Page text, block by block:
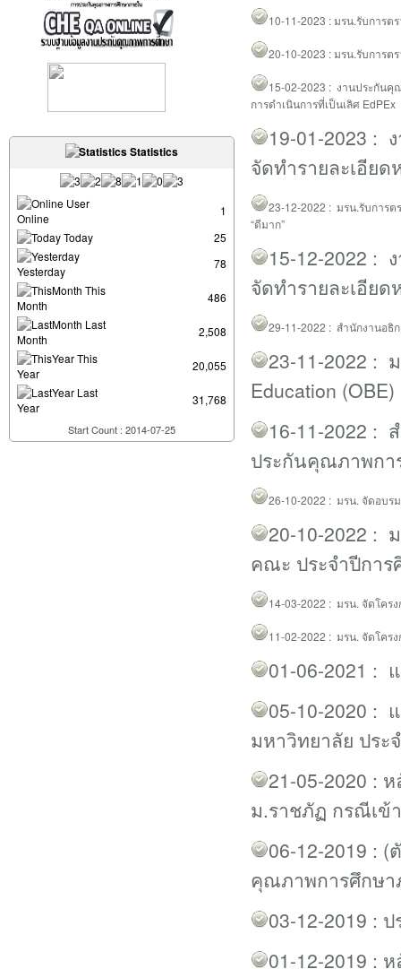
Statistics
User
Online
1
Today
25
Yesterday
78
This
Month
486
Last
Month
2,508
This
Year
20,055
Last
Year
31,768
Start Count : 2014-07-25
10-11-2023 :มรน.รับการต
20-10-2023 :มรน.รับการต
15-02-2023 : งานประกันคุ
การดำเนินการที่เป็นเลิศ EdPEx
19-01-2023 :
จัดทำรายละเอีย
23-12-2022 : มรน.รับการต
“ดีมาก”
15-12-2022 :
จัดทำรายละเอีย
29-11-2022 : สำนักงานอธิ
23-11-2022 :
Education
16-11-2022 :
ประกันคุณภาพกา
26-10-2022 : มรน. จัดอบร
20-10-2022 :
คณะ ประจำปีกา
14-03-2022 : มรน. จัดโคร
11-02-2022 : มรน. จัดโครง
01-06-2021 :
05-10-2020 :
มหาวิทยาลัย ประ
21-05-2020 :
ม.ราชภัฏ กรณีเข้
06-12-2019 : (
คุณภาพการศึกษา
03-12-2019 :
01-12-2019 :